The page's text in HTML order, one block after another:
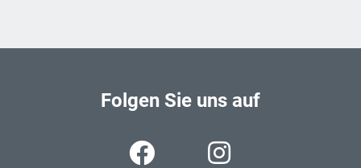
Folgen Sie uns auf